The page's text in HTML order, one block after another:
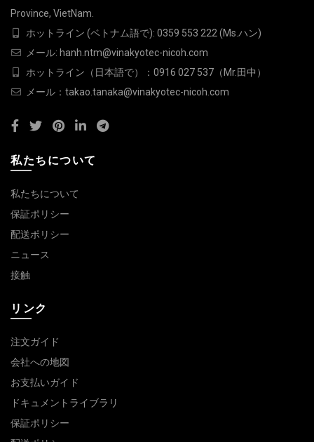
Province, VietNam.
ホットライン (ベトナム語で): 0359 553 222 (Ms.ハン)
メール: hanh.ntm@vinakyotec-nicoh.com
ホットライン（日本語で）：0916 027 537（Mr.田中）
メール：takao.tanaka@vinakyotec-nicoh.com
私たちについて
私たちについて
保証ポリシー
配送ポリシー
ニュース
接触
リンク
注文ガイド
会社への地図
お支払いガイド
ドキュメントライブラリ
保証ポリシー